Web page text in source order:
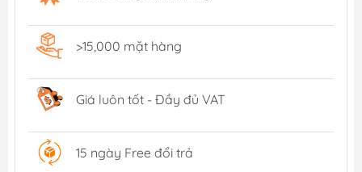
>15,000 mặt hàng
Giá luôn tốt - Đầy đủ VAT
15 ngày Free đổi trả